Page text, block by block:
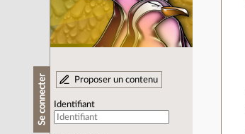
Se connecter Proposer un contenu
Identifiant